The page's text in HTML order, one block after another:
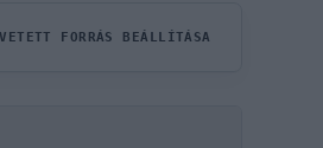
FORRÁS BEÁLLÍTÁSA